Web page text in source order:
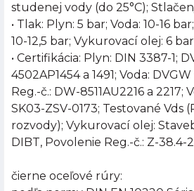
studenej vody (do 25°C);
• Tlak: Plyn: 5 bar; Voda: 10-16
10-12,5 bar; Vykurovací olej: 6
• Certifikácia: Plyn: DIN 3387-1;
4502AP1454 a 1491; Voda:
Reg.-č.: DW-8511AU2216 a 2217;
SK03-ZSV-0173; Testované Vds
rozvody); Vykurovací olej:
DIBT, Povolenie Reg.-č.: Z-38.4-
čierne oceľové rúry: